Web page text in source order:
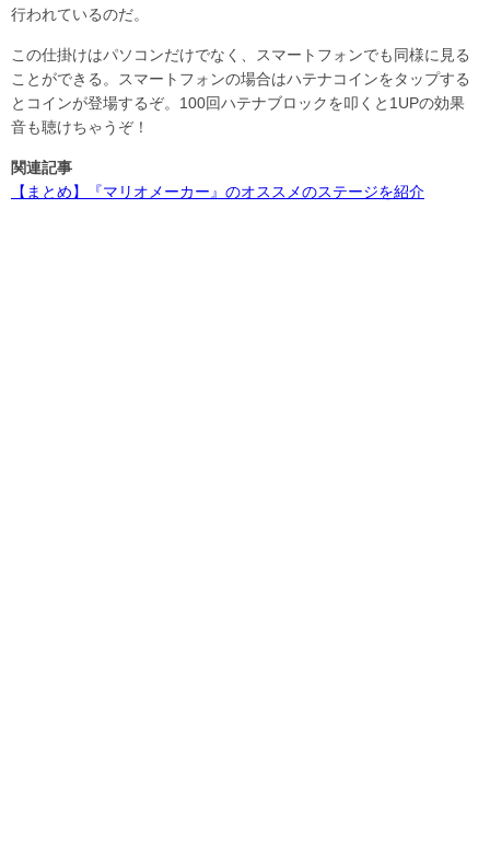
行われているのだ。
この仕掛けはパソコンだけでなく、スマートフォンでも同様に見る
ことができる。スマートフォンの場合はハテナコインをタップする
とコインが登場するぞ。100回ハテナブロックを叩くと1UPの効果
音も聴けちゃうぞ！
関連記事
【まとめ】『マリオメーカー』のオススメのステージを紹介